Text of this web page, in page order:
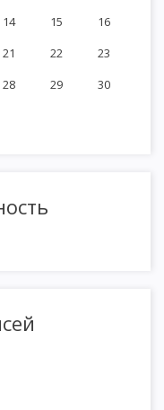
14 15
16
21 22
23
28 29
30